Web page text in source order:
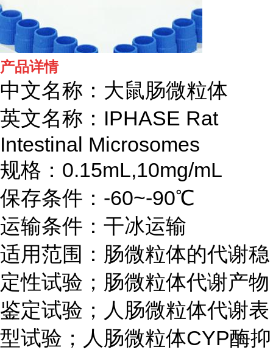
产品详情
中文名称：大鼠肠微粒体
英文名称：IPHASE Rat
Intestinal Microsomes
规格：0.15mL,10mg/mL
保存条件：-60~-90℃
运输条件：干冰运输
适用范围：肠微粒体的代谢稳
定性试验；肠微粒体代谢产物
鉴定试验；人肠微粒体代谢表
型试验；人肠微粒体CYP酶抑